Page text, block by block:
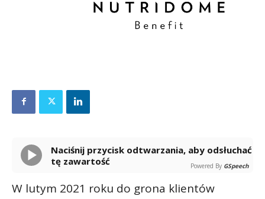
Naciśnij przycisk odtwarzania, aby odsłuchać
tę zawartość
Powered By GSpeech
W lutym 2021 roku do grona klientów